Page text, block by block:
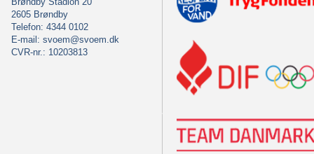
2605 Brøndby
Telefon: 4344 0102
E-mail: svoem@svoem.dk
CVR-nr.: 10203813